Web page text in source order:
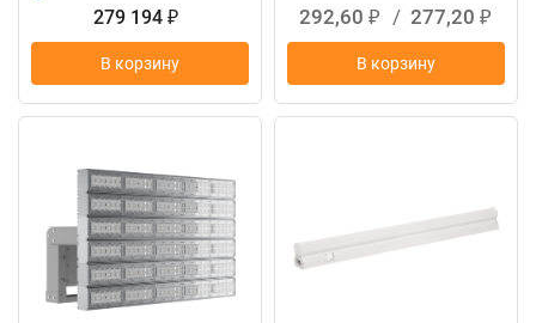
279 194 ₽
В корзину
292,60 ₽ / 277,20 ₽
В корзину